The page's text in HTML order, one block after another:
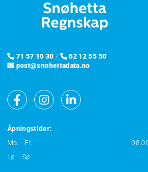
 71 57 10 30 /  62 12 55 50
 post@snohettadata.no
Åpningstider:
Ma. - Fr.
Lø. - Sø.